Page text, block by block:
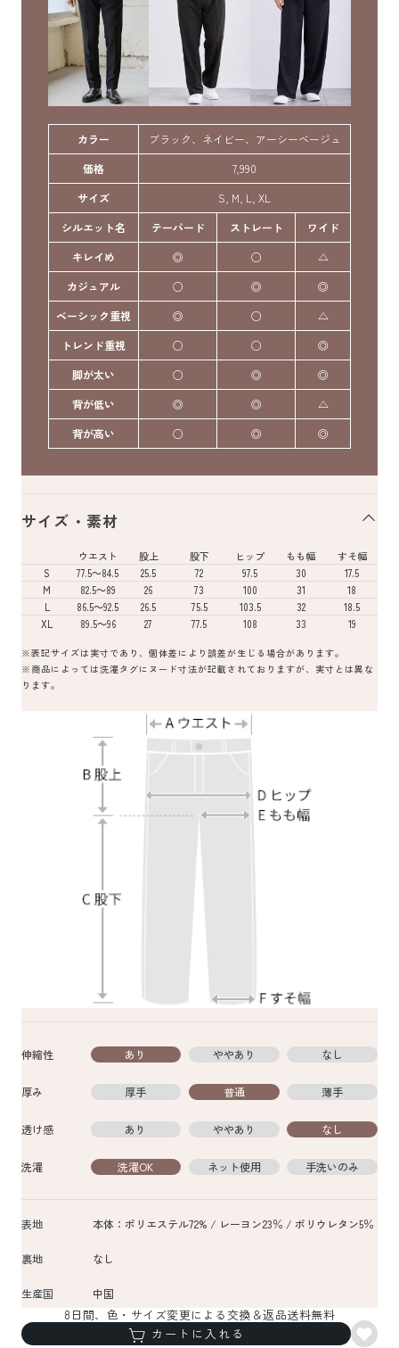
8日間、色・サイズ変更による交換＆返品送料無料
カートに入れる
カラー
ブラック、ネイビー、アーシーベージュ
価格
7,990
サイズ
S, M, L, XL
シルエット名
テーパード ストレート
ワイド
キレイめ
◎ ○
△
カジュアル
○ ◎
◎
ベーシック重視
◎ ○
△
トレンド重視
○ ○
◎
脚が太い
○ ◎
◎
背が低い
◎ ◎
△
背が高い
○ ◎ ◎
サイズ・素材
ウエスト 股上 股下 ヒップ もも幅
すそ幅
S
77.5～84.5 25.5 72 97.5 30
17.5
M
82.5～89 26 73 100 31
18
L
86.5～92.5 26.5 75.5 103.5 32
18.5
XL
89.5～96 27 77.5 108 33 19
※表記サイズは実寸であり、個体差により誤差が生じる場合があります。
※商品によっては洗濯タグにヌード寸法が記載されておりますが、実寸とは異な
ります。
伸縮性 あり ややあり なし
厚み 厚手 普通 薄手
透け感 あり ややあり なし
洗濯 洗濯OK ネット使用 手洗いのみ
表地 本体：ポリエステル72% / レーヨン23％ / ポリウレタン5％
裏地 なし
生産国 中国
表示を隠す